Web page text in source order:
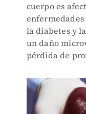
cuerpo es
la diabetes y
un daño
pérdida de